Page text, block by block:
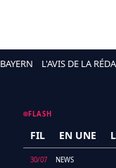
BAYERN L'AVIS DE LA
FLASH
FIL EN UNE
30/07 NEWS